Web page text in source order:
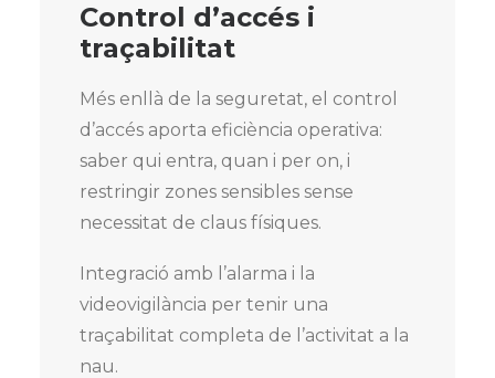
Control d’accés i
traçabilitat
Més enllà de la seguretat, el control
d’accés aporta eficiència operativa:
saber qui entra, quan i per on, i
restringir zones sensibles sense
necessitat de claus físiques.
Integració amb l’alarma i la
videovigilància per tenir una
traçabilitat completa de l’activitat a la
nau.